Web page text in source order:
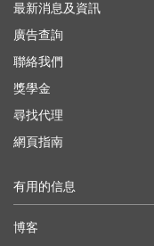
最新消息及資訊
廣告查詢
聯絡我們
獎學金
尋找代理
網頁指南
有用的信息
博客